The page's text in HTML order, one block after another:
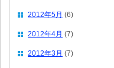
2012年5月 (6)
2012年4月 (7)
2012年3月 (7)